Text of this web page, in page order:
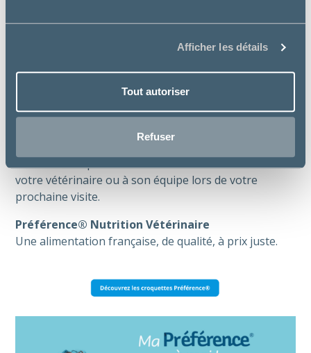
Afficher les détails
Tout autoriser
Refuser
Parce que bien nourrir son animal ne
proposer une solution cohérente, accessible et
adaptée à votre compagnon.
votre vétérinaire ou à son équipe lors de votre
prochaine visite.
Préférence® Nutrition Vétérinaire
Une alimentation française, de qualité, à prix juste.